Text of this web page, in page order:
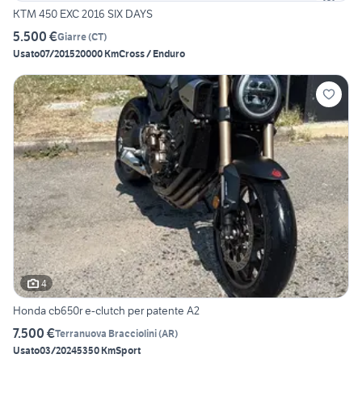
KTM 450 EXC 2016 SIX DAYS
5.500 €Giarre(CT)
Usato07/201520000 KmCross / Enduro
4
Honda cb650r e-clutch per patente A2
7.500 €Terranuova Bracciolini(AR)
Usato03/20245350 KmSport